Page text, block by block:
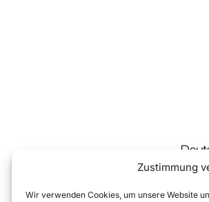
Zustimmung
Wir verwenden Cookies, um unsere Website